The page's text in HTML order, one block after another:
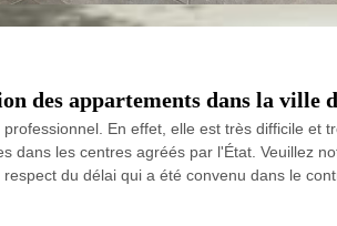
des appartements dans la ville
En effet, elle est très difficile et
dans les centres agréés par l'État. Veuillez
du délai qui a été convenu dans le